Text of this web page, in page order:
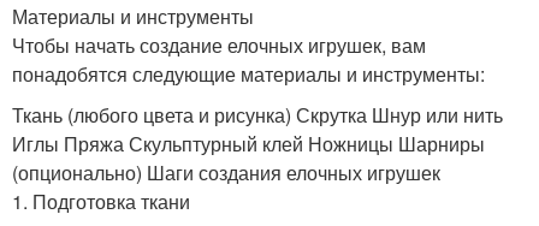
Материалы и инструменты
Чтобы начать создание елочных игрушек, вам
понадобятся следующие материалы и инструменты:
Ткань (любого цвета и рисунка) Скрутка Шнур или нить
Иглы Пряжа Скульптурный клей Ножницы Шарниры
(опционально) Шаги создания елочных игрушек
1. Подготовка ткани